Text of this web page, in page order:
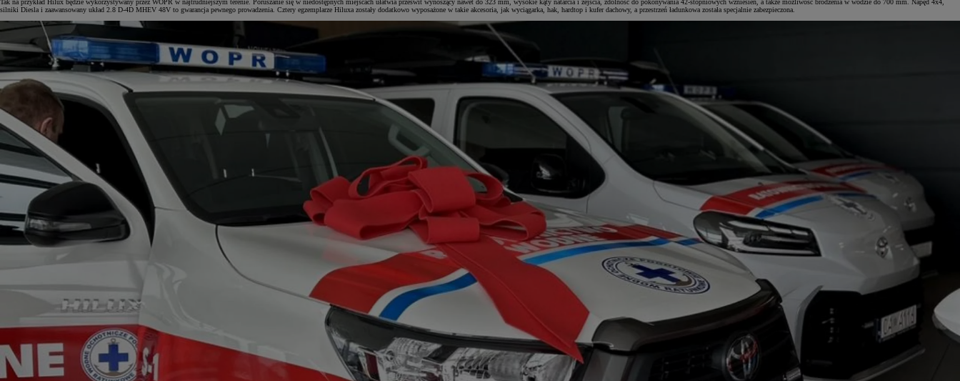
Tak na przykład Hilux będzie wykorzystywany przez WOPR w najtrudniejszym terenie. Poruszanie się w niedostępnych miejscach ułatwia prześwit wynoszący nawet do 323 mm, wysokie kąty natarcia i zejścia, zdolność do pokonywania 42-stopniowych wzniesień, a także możliwość brodzenia w wodzie do 700 mm. Napęd 4x4,
silniki Diesla i zaawansowany układ 2.8 D-4D MHEV 48V to gwarancja pewnego prowadzenia. Cztery egzemplarze Hiluxa zostały dodatkowo wyposażone w takie akcesoria, jak wyciągarka, hak, hardtop i kufer dachowy, a przestrzeń ładunkowa została specjalnie zabezpieczona.